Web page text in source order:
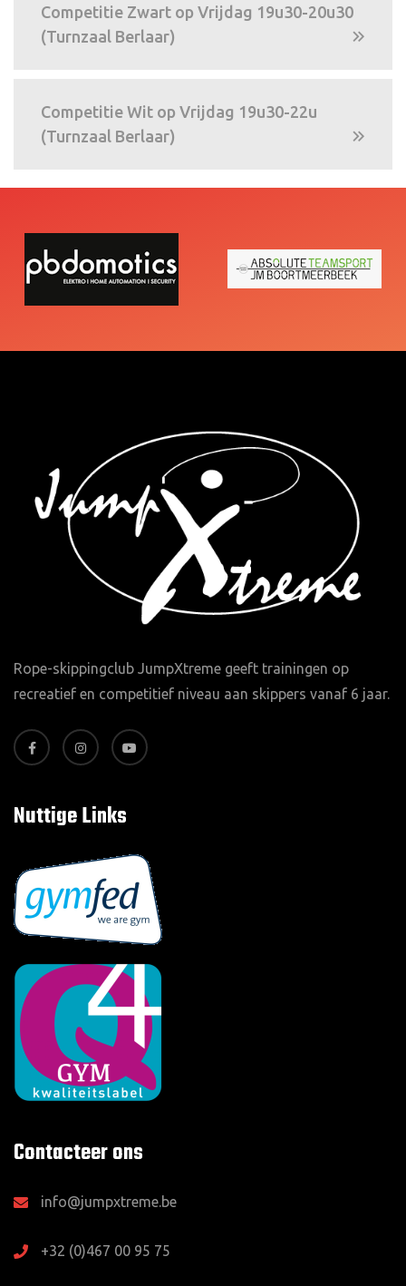
Competitie Zwart op Vrijdag 19u30-20u30
(Turnzaal Berlaar)
Competitie Wit op Vrijdag 19u30-22u
(Turnzaal Berlaar)
Rope-skippingclub JumpXtreme geeft trainingen op
recreatief en competitief niveau aan skippers vanaf 6 jaar.
Nuttige Links
Contacteer ons
info@jumpxtreme.be
+32 (0)467 00 95 75